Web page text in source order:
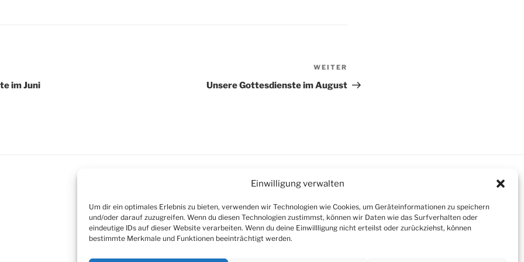
Einwilligung verwalten
Um dir ein optimales Erlebnis zu bieten, verwenden wir Technologien wie Cookies, um Geräteinformationen zu speichern
und/oder darauf zuzugreifen. Wenn du diesen Technologien zustimmst, können wir Daten wie das Surfverhalten oder
eindeutige IDs auf dieser Website verarbeiten. Wenn du deine Einwillligung nicht erteilst oder zurückziehst, können
bestimmte Merkmale und Funktionen beeinträchtigt werden.
im Juni
Beitrag
WEITER
Unsere Gottesdienste im August
Suche
nach:
Suchen